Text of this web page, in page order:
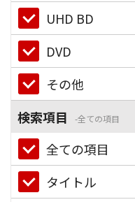
UHD BD
DVD
その他
検索項目
全ての項目
全ての項目
タイトル